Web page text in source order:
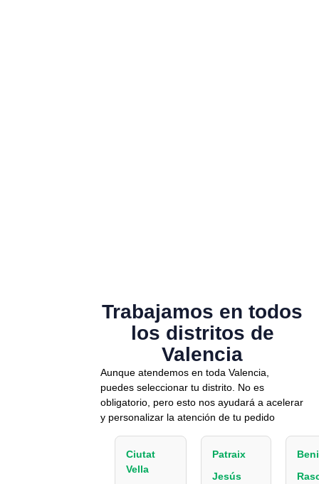
Trabajamos en todos
los distritos de
Valencia
Aunque atendemos en toda Valencia,
puedes seleccionar tu distrito. No es
obligatorio, pero esto nos ayudará a acelerar
y personalizar la atención de tu pedido
Ciutat
Vella
Patraix
Jesús